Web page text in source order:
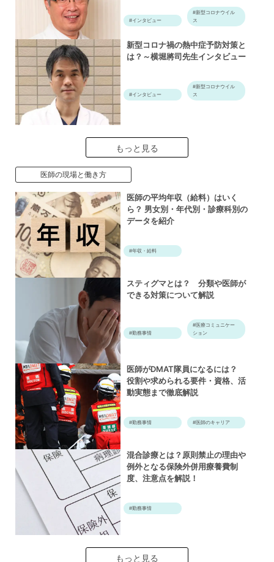
#インタビュー
#新型コロナウイル
ス
新型コロナ禍の熱中症予防対策と
は？～横堀將司先生インタビュー
#インタビュー
#新型コロナウイル
ス
もっと見る
医師の現場と働き方
医師の平均年収（給料）はいく
ら？ 男女別・年代別・診療科別の
データを紹介
#年収・給料
スティグマとは？ 分類や医師が
できる対策について解説
#勤務事情
#医療コミュニケー
ション
医師がDMAT隊員になるには？
役割や求められる要件・資格、活
動実態まで徹底解説
#勤務事情 #医師のキャリア
混合診療とは？原則禁止の理由や
例外となる保険外併用療養費制
度、注意点を解説！
#勤務事情
もっと見る